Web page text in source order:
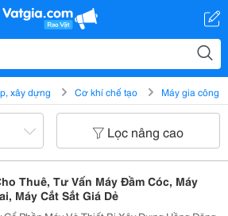
xây dựng Cơ khí chế tạo Máy gia công
Lọc nâng cao
Thuê, Tư Vấn Máy Đầm Cóc, Máy
Máy Cắt Sắt Giá Dẻ